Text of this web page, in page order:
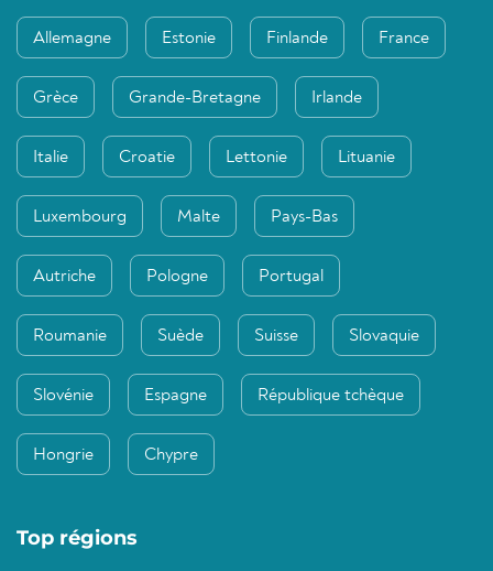
Allemagne Estonie Finlande France
Grèce Grande-Bretagne Irlande
Italie Croatie Lettonie Lituanie
Luxembourg Malte Pays-Bas
Autriche Pologne Portugal
Roumanie Suède Suisse Slovaquie
Slovénie Espagne République tchèque
Hongrie Chypre
Top régions